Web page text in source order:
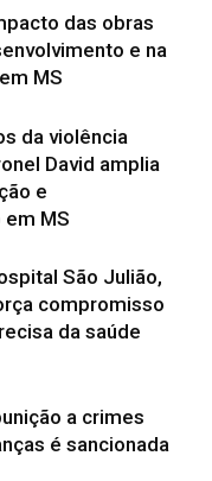
das obras
e na
MS
da violência
David amplia
e
MS
São Julião,
compromisso
da saúde
a crimes
é sancionada